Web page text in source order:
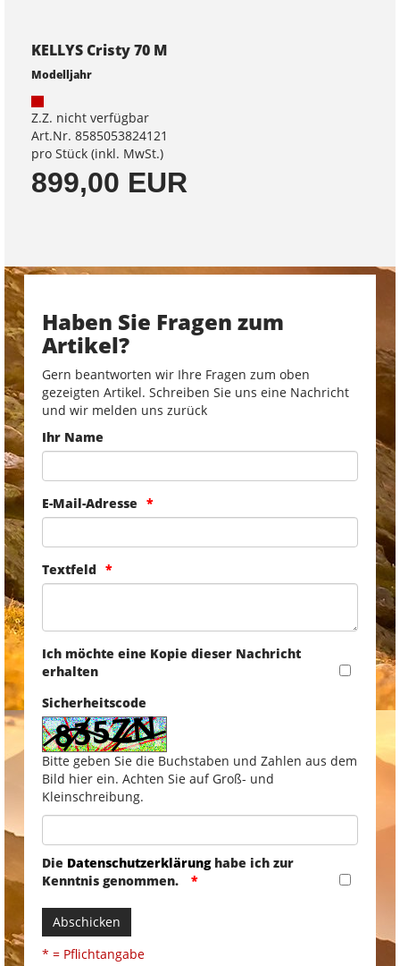
KELLYS Cristy 70 M
Modelljahr
Z.Z. nicht verfügbar
Art.Nr. 8585053824121
pro Stück (inkl. MwSt.)
899,00 EUR
Haben Sie Fragen zum
Artikel?
Gern beantworten wir Ihre Fragen zum oben
gezeigten Artikel. Schreiben Sie uns eine Nachricht
und wir melden uns zurück
Ihr Name
E-Mail-Adresse
Textfeld
Ich möchte eine Kopie dieser Nachricht
erhalten
Sicherheitscode
Bitte geben Sie die Buchstaben und Zahlen aus dem
Bild hier ein. Achten Sie auf Groß- und
Kleinschreibung.
Die Datenschutzerklärunghabe ich zur
Kenntnis genommen.
Abschicken
* = Pflichtangabe